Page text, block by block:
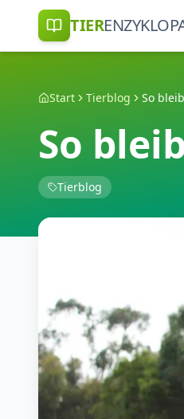
TIER
Start Tierblog So
So
Tierblog